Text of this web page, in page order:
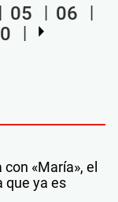
05
06
«María», el
que ya es